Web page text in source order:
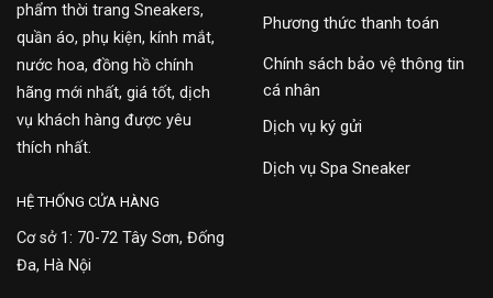
phẩm thời trang Sneakers,
quần áo, phụ kiện, kính mắt,
nước hoa, đồng hồ chính
hãng mới nhất, giá tốt, dịch
vụ khách hàng được yêu
thích nhất.
Phương thức thanh toán
Chính sách bảo vệ thông tin
cá nhân
Dịch vụ ký gửi
Dịch vụ Spa Sneaker
HỆ THỐNG CỬA HÀNG
Cơ sở 1: 70-72 Tây Sơn, Đống
Đa, Hà Nội